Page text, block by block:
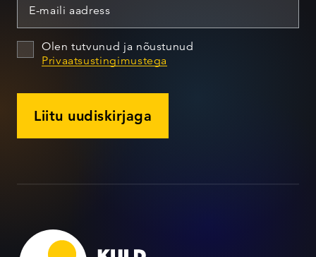
Olen tutvunud ja nõustunud
Privaatsustingimustega
Liitu uudiskirjaga